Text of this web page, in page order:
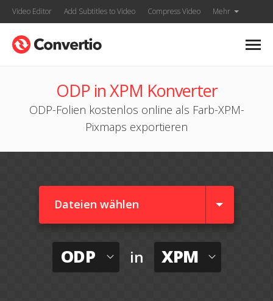
Video Editor Add Subtitles to Video Compress Video Mehr
ODP in XPM Konverter
ODP-Folien kostenlos online als Farb-XPM-
Pixmaps exportieren
Dateien wählen
ODP in XPM